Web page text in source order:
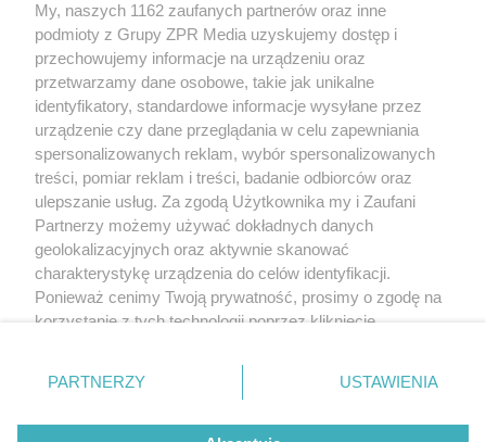
Żaden utwór zamieszczony w serwisie nie może być powielany i
rozpowszechniany lub dalej rozpowszechniany w jakikolwiek sposób (w
tym także elektroniczny lub mechaniczny) na jakimkolwiek polu
eksploatacji w jakiejkolwiek formie, włącznie z umieszczaniem w Internecie
bez pisemnej zgody właściciela praw. Jakiekolwiek użycie lub
wykorzystanie utworów w całości lub w części z naruszeniem prawa, tzn.
bez właściwej zgody, jest zabronione pod groźbą kary i może być ścigane
prawnie.
O nas
My, naszych 1162 zaufanych partnerów oraz inne
podmioty z Grupy ZPR Media uzyskujemy dostęp i
przechowujemy informacje na urządzeniu oraz
przetwarzamy dane osobowe, takie jak unikalne
identyfikatory, standardowe informacje wysyłane przez
urządzenie czy dane przeglądania w celu zapewniania
spersonalizowanych reklam, wybór spersonalizowanych
treści, pomiar reklam i treści, badanie odbiorców oraz
ulepszanie usług. Za zgodą Użytkownika my i Zaufani
Partnerzy możemy używać dokładnych danych
geolokalizacyjnych oraz aktywnie skanować
charakterystykę urządzenia do celów identyfikacji.
Ponieważ cenimy Twoją prywatność, prosimy o zgodę na
korzystanie z tych technologii poprzez kliknięcie
zmienić/wycofać klikając przycisk ustawień prywatności
znajdujący się w lewym dolnym rogu strony
rodzaje przetwarzania danych nie wymagają zgody
PARTNERZY USTAWIENIA